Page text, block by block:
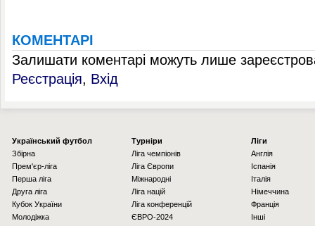
КОМЕНТАРІ
Залишати коментарі можуть лише
Реєстрація, Вхід
Українcький футбол
Збірна
Прем'єр-ліга
Перша ліга
Друга ліга
Кубок України
Молодіжка
Турніри
Ліга чемпіонів
Ліга Європи
Міжнародні
Ліга націй
Ліга конференцій
ЄВРО-2024
Ліги
Англія
Іспанія
Італія
Німеччина
Франція
Інші